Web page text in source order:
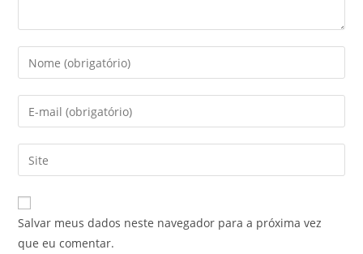
Salvar meus dados neste navegador para a próxima vez
que eu comentar.